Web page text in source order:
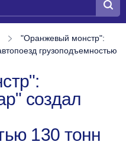
"Оранжевый монстр":
грузоподъемностью
создал
130 тонн